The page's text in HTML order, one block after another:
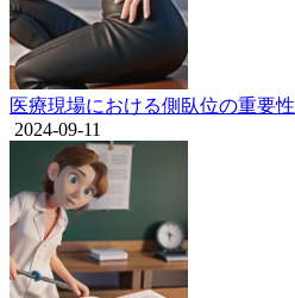
医療現場における側臥位の重要性
2024-09-11